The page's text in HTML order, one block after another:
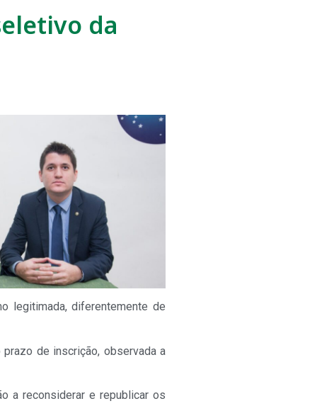
da
legitimada, diferentemente de
de inscrição, observada a
a reconsiderar e republicar os